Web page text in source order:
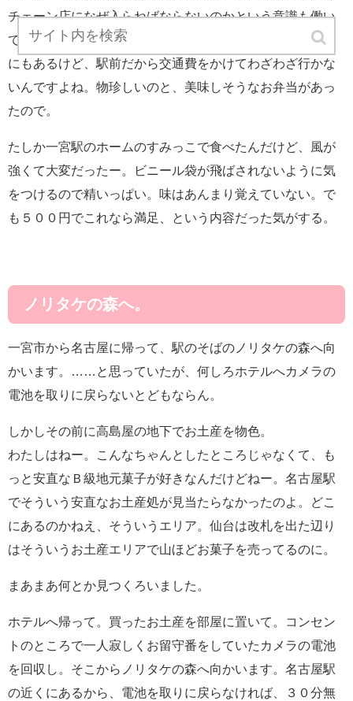
チェーン店になぜ入らねばならないのかという意識も働い
て、成城石井のお弁当を買いました。……成城石井は地元
にもあるけど、駅前だから交通費をかけてわざわざ行かな
いんですよね。物珍しいのと、美味しそうなお弁当があっ
たので。
たしか一宮駅のホームのすみっこで食べたんだけど、風が
強くて大変だったー。ビニール袋が飛ばされないように気
をつけるので精いっぱい。味はあんまり覚えていない。で
も５００円でこれなら満足、という内容だった気がする。
ノリタケの森へ。
一宮市から名古屋に帰って、駅のそばのノリタケの森へ向
かいます。……と思っていたが、何しろホテルへカメラの
電池を取りに戻らないとどもならん。
しかしその前に高島屋の地下でお土産を物色。
わたしはねー。こんなちゃんとしたところじゃなくて、も
っと安直なＢ級地元菓子が好きなんだけどねー。名古屋駅
でそういう安直なお土産処が見当たらなかったのよ。どこ
にあるのかねえ、そういうエリア。仙台は改札を出た辺り
はそういうお土産エリアで山ほどお菓子を売ってるのに。
まあまあ何とか見つくろいました。
ホテルへ帰って。買ったお土産を部屋に置いて。コンセン
トのところで一人寂しくお留守番をしていたカメラの電池
を回収し。そこからノリタケの森へ向かいます。名古屋駅
の近くにあるから、電池を取りに戻らなければ、３０分無